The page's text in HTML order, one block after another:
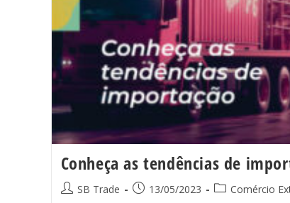
Conheça as tendências de
SB Trade 13/05/2023 Comércio